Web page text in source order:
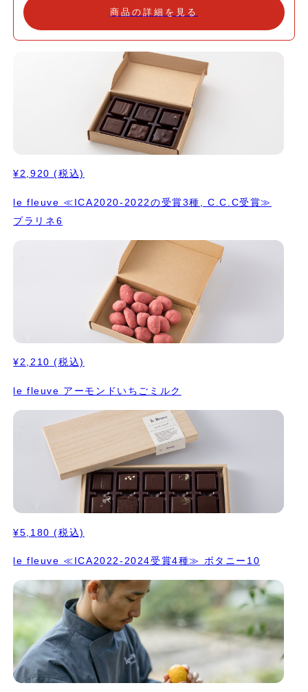
銘酒といわれています。 しっとりやわらかなガナッシュ。 なめら
かな口どけと共に上品な日本酒 仙櫻の香りが広がる一粒に仕上が
しました。 ⭐️ICA2020（アジアパシフィックエリア）でシルバー
商品の詳細を見る
¥2,920 (税込)
le fleuve ≪ICA2020-2022の受賞3種, C.C.C受賞≫
プラリネ6
¥2,210 (税込)
le fleuve アーモンドいちごミルク
¥5,180 (税込)
le fleuve ≪ICA2022-2024受賞4種≫ ボタニー10